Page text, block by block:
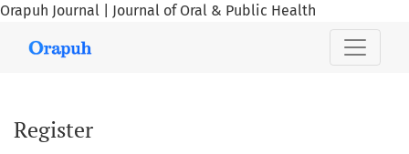
Orapuh Journal | Journal of Oral & Public Health
Register